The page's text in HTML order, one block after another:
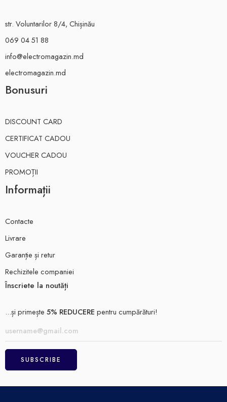
str. Voluntarilor 8/4, Chișinău
069 04 51 88
info@electromagazin.md
electromagazin.md
Bonusuri
DISCOUNT CARD
CERTIFICAT CADOU
VOUCHER CADOU
PROMOȚII
Informații
Contacte
Livrare
Garanție și retur
Rechizitele companiei
Înscriete la noutăți
...și primește 5% REDUCERE pentru cumpărături!